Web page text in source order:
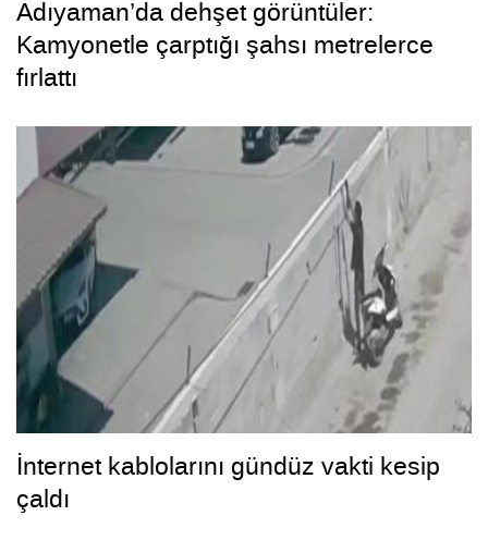
Adıyaman’da dehşet görüntüler:
Kamyonetle çarptığı şahsı metrelerce
fırlattı
İnternet kablolarını gündüz vakti kesip
çaldı